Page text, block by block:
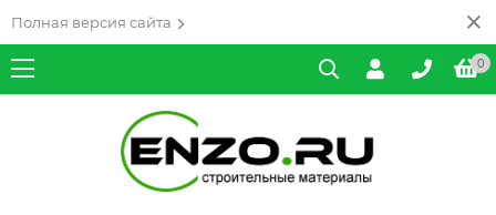
Полная версия сайта
0